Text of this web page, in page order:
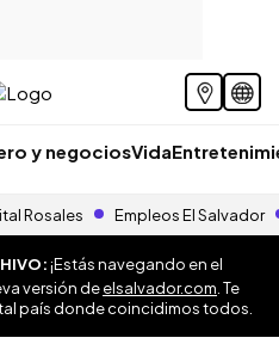
y negociosVida
Rosales Empleos El Salvador
¡Estás navegando en el
versión deelsalvador.com . Te
país donde coincidimos todos.